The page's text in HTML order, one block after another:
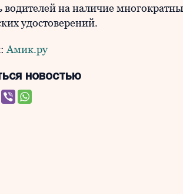
водителей на наличие
удостоверений.
Амик.ру
новостью